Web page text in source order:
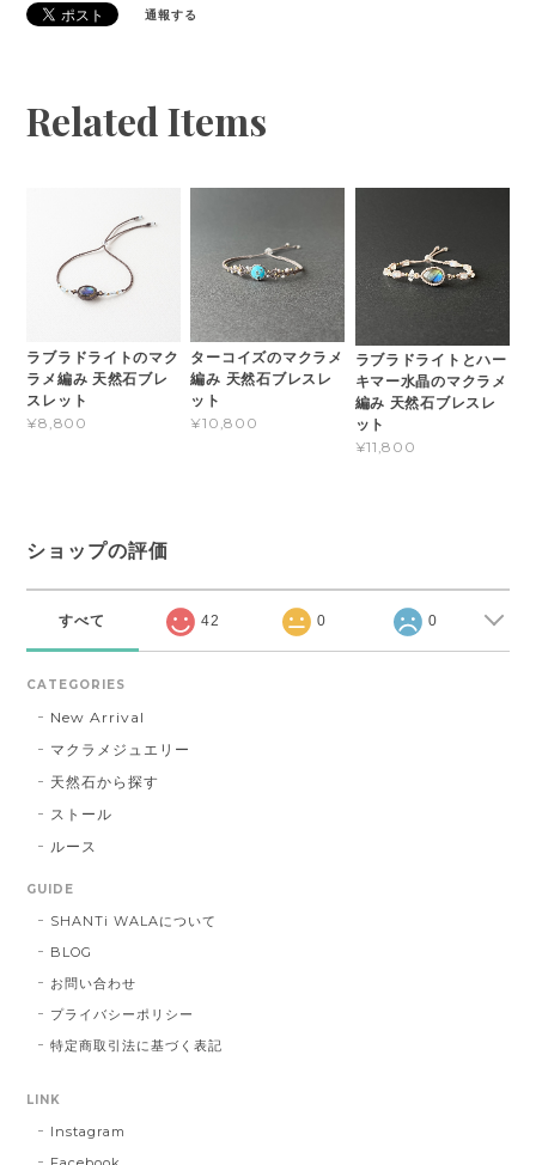
通報する
Related Items
ラブラドライトのマク
ラメ編み 天然石ブレ
スレット
¥8,800
ターコイズのマクラメ
編み 天然石ブレスレ
ット
¥10,800
ラブラドライトとハー
キマー水晶のマクラメ
編み 天然石ブレスレ
ット
¥11,800
ショップの評価
すべて 42 0 0
CATEGORIES
New Arrival
マクラメジュエリー
天然石から探す
ストール
ルース
GUIDE
SHANTi WALAについて
BLOG
お問い合わせ
プライバシーポリシー
特定商取引法に基づく表記
LINK
Instagram